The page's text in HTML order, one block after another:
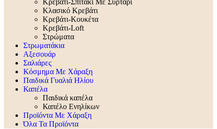
Κρεβάτι-Σπιτάκι Με Συρτάρι
Κλασικό Κρεβάτι
Κρεβάτι-Κουκέτα
Κρεβάτι-Loft
Στρώματα
Στρωματάκια
Αξεσουάρ
Σαλιάρες
Κόσμημα Με Χάραξη
Παιδικά Γυαλιά Ηλίου
Καπέλα
Παιδικά καπέλα
Καπέλο Ενηλίκων
Προϊόντα Με Χάραξη
Όλα Τα Προϊόντα